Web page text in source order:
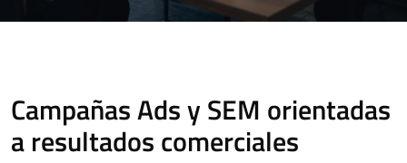
Campañas Ads y SEM orientadas
a resultados comerciales